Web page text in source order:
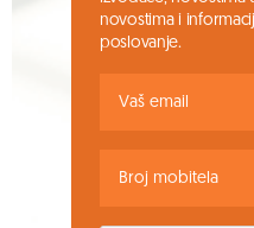
novostima i
poslovanje.